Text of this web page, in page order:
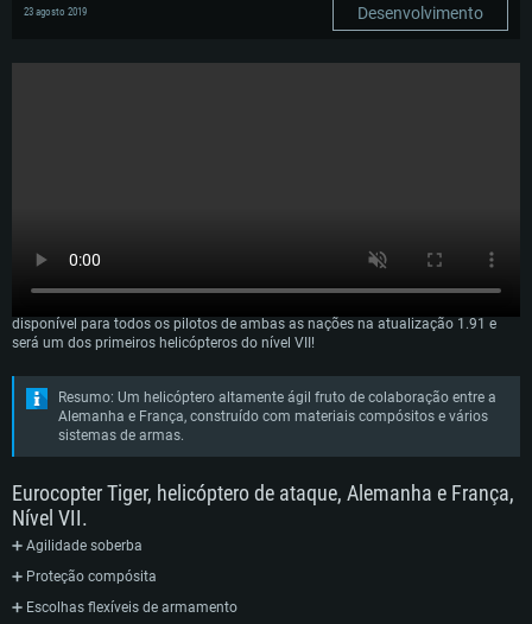
23 agosto 2019 Desenvolvimento
O Eurocopter Tiger é um helicóptero de combate moderno desenvolvido em
disponível para todos os pilotos de ambas as nações na atualização 1.91 e
será um dos primeiros helicópteros do nível VII!
Resumo: Um helicóptero altamente ágil fruto de colaboração entre a
Alemanha e França, construído com materiais compósitos e vários
sistemas de armas.
Eurocopter Tiger, helicóptero de ataque, Alemanha e França,
Nível VII.
➕ Agilidade soberba
➕ Proteção compósita
➕ Escolhas flexíveis de armamento